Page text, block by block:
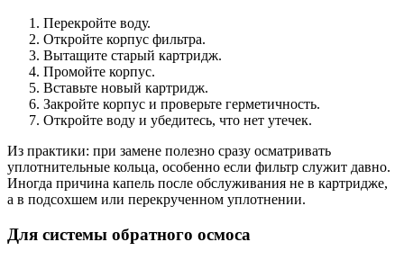
Перекройте воду.
Откройте корпус фильтра.
Вытащите старый картридж.
Промойте корпус.
Вставьте новый картридж.
Закройте корпус и проверьте герметичность.
Откройте воду и убедитесь, что нет утечек.
Из практики: при замене полезно сразу осматривать
уплотнительные кольца, особенно если фильтр служит давно.
Иногда причина капель после обслуживания не в картридже,
а в подсохшем или перекрученном уплотнении.
Для системы обратного осмоса